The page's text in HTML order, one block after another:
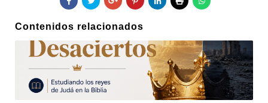
Contenidos relacionados